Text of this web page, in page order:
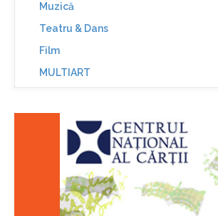
Muzică
Teatru & Dans
Film
MULTIART